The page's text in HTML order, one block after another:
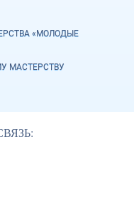
«МОЛОДЫЕ
МАСТЕРСТВУ